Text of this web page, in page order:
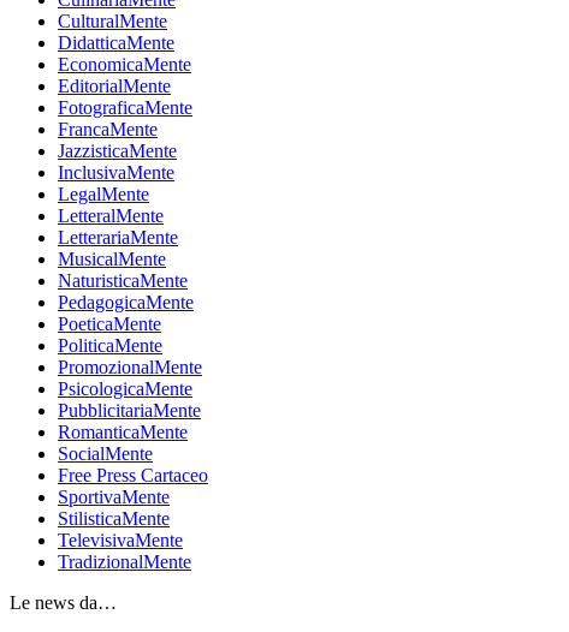
CulturalMente
DidatticaMente
EconomicaMente
EditorialMente
FotograficaMente
FrancaMente
JazzisticaMente
InclusivaMente
LegalMente
LetteralMente
LetterariaMente
MusicalMente
NaturisticaMente
PedagogicaMente
PoeticaMente
PoliticaMente
PromozionalMente
PsicologicaMente
PubblicitariaMente
RomanticaMente
SocialMente
Free Press Cartaceo
SportivaMente
StilisticaMente
TelevisivaMente
TradizionalMente
Le news da…